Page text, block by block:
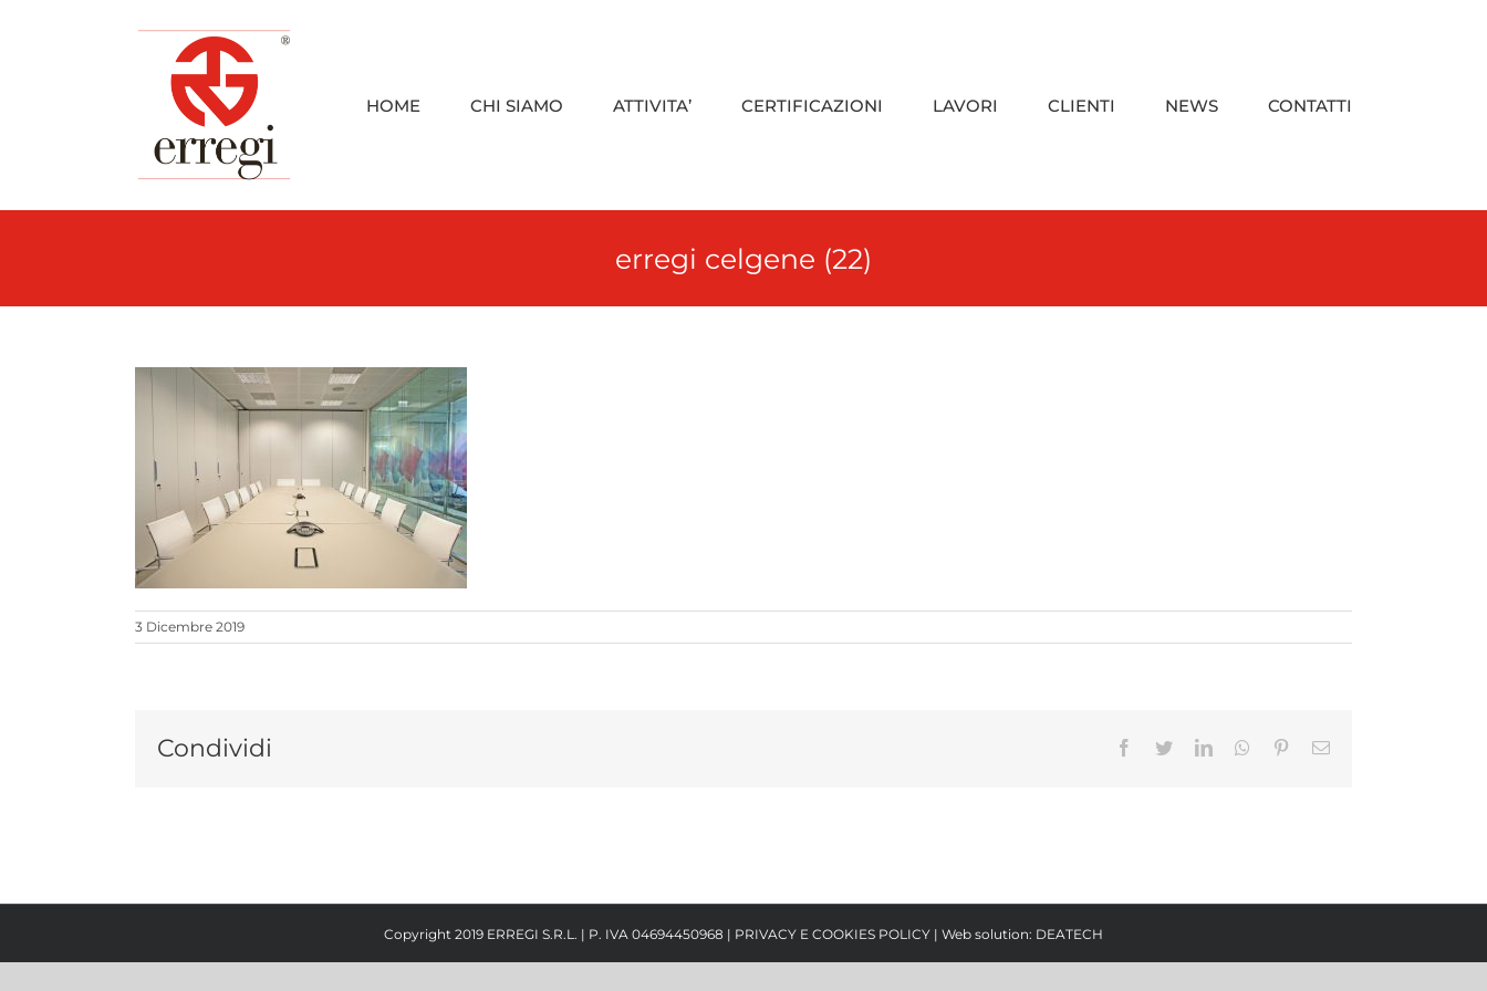
HOME
CHI SIAMO ATTIVITA’ CERTIFICAZIONI LAVORI CLIENTI NEWS CONTATTI
erregi celgene (22)
3 Dicembre 2019
Condividi Facebook
TwitterLinkedInWhatsappPinterestEmail
Copyright 2019 ERREGI S.R.L. | P. IVA 04694450968 | PRIVACY E COOKIES POLICY | Web solution: DEATECH